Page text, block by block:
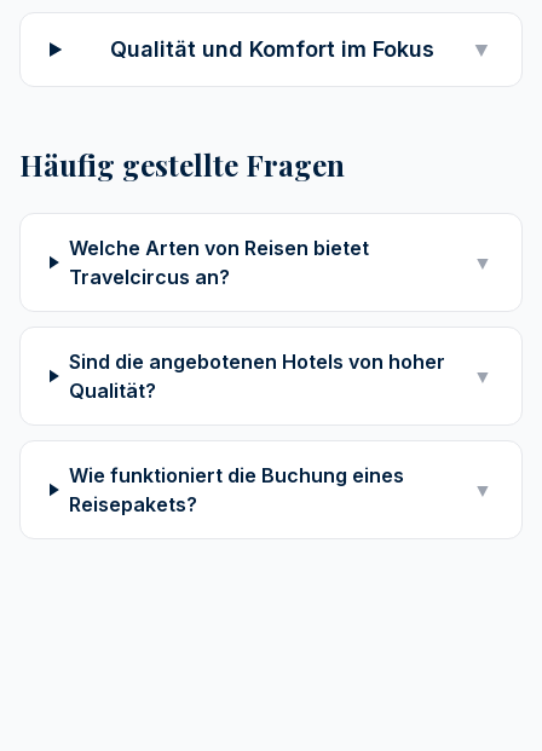
Qualität und Komfort im Fokus ▼
Häufig gestellte Fragen
Welche Arten von Reisen bietet
Travelcircus an?
▼
Sind die angebotenen Hotels von hoher
Qualität?
▼
Wie funktioniert die Buchung eines
Reisepakets?
▼